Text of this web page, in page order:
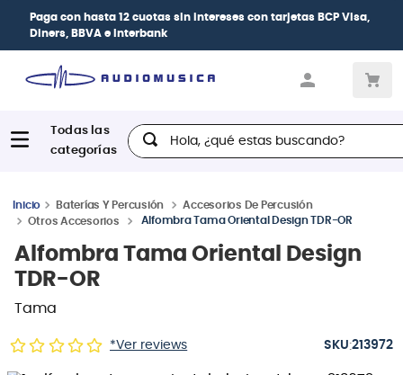
con tarjetas BCP Visa, | Paga en cuotasdesde 0% de
Hola, ¿qué estas buscando?
Baterías Y Percusión
Accesorios De Percusión
Otros Accesorios
Alfombra Tama Oriental Design TDR-OR
Alfombra Tama Oriental Design
TDR-OR
Tama
*Ver reviews :213972